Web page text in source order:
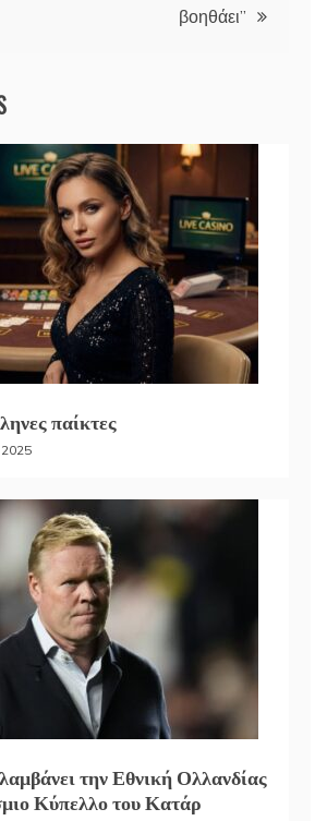
βοηθάει”
παίκτες
2025
την Εθνική Ολλανδίας
Κύπελλο του Κατάρ